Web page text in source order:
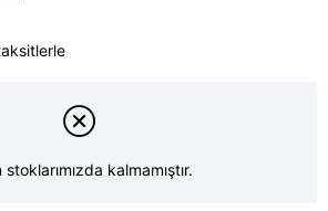
stoklarımızda kalmamıştır.